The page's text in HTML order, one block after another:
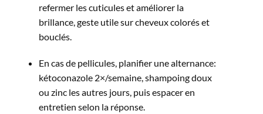
refermer les cuticules et améliorer la
brillance, geste utile sur cheveux colorés et
bouclés.​
En cas de pellicules, planifier une alternance:
kétoconazole 2×/semaine, shampoing doux
ou zinc les autres jours, puis espacer en
entretien selon la réponse.​